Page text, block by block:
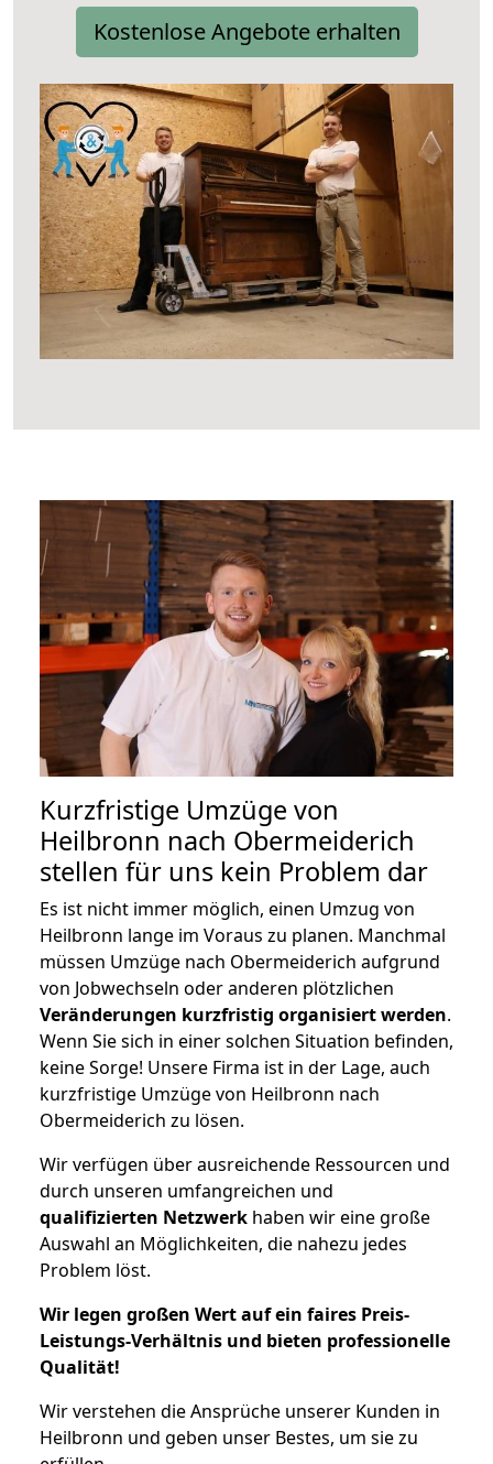
Kostenlose Angebote erhalten
Kurzfristige Umzüge von
Heilbronn nach Obermeiderich
stellen für uns kein Problem dar
Es ist nicht immer möglich, einen Umzug von
Heilbronn lange im Voraus zu planen. Manchmal
müssen Umzüge nach Obermeiderich aufgrund
von Jobwechseln oder anderen plötzlichen
Veränderungen kurzfristig organisiert werden.
Wenn Sie sich in einer solchen Situation befinden,
keine Sorge! Unsere Firma ist in der Lage, auch
kurzfristige Umzüge von Heilbronn nach
Obermeiderich zu lösen.
Wir verfügen über ausreichende Ressourcen und
durch unseren umfangreichen und
qualifizierten Netzwerk haben wir eine große
Auswahl an Möglichkeiten, die nahezu jedes
Problem löst.
Wir legen großen Wert auf ein faires Preis-
Leistungs-Verhältnis und bieten professionelle
Qualität!
Wir verstehen die Ansprüche unserer Kunden in
Heilbronn und geben unser Bestes, um sie zu